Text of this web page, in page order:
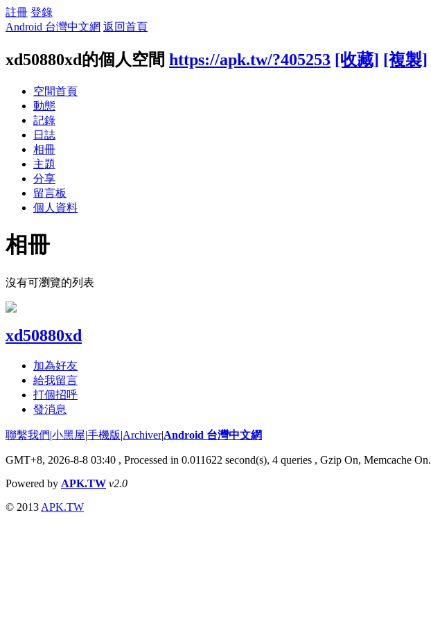
註冊 登錄
Android 台灣中文網 返回首頁
xd50880xd的個人空間 https://apk.tw/?405253 [收藏] [複製]
空間首頁
動態
記錄
日誌
相冊
主題
分享
留言板
個人資料
相冊
沒有可瀏覽的列表
xd50880xd
加為好友
給我留言
打個招呼
發消息
聯繫我們|小黑屋|手機版|Archiver|Android 台灣中文網
GMT+8, 2026-8-8 03:40 , Processed in 0.011622 second(s), 4 queries , Gzip On, Memcache On.
Powered by APK.TW v2.0
© 2013 APK.TW